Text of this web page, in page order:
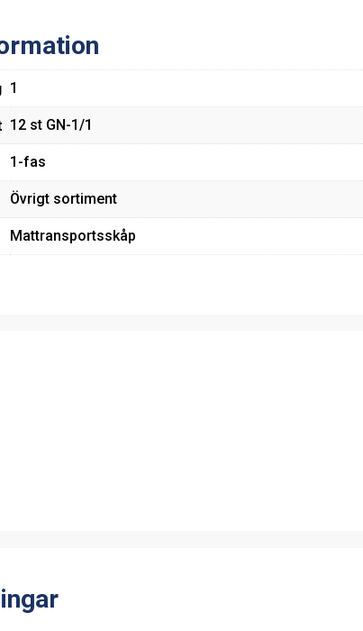
1
12 st GN-1/1
1-fas
Övrigt sortiment
Mattransportsskåp